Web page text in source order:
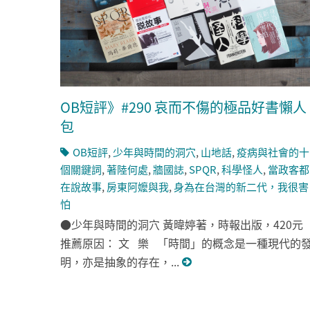
OB短評》#290 哀而不傷的極品好書懶人
包
OB短評, 少年與時間的洞穴, 山地話,疫病與社會的十
個關鍵詞,著陸何處,牆國誌, SPQR,科學怪人, 當政客都
在說故事, 房東阿嬤與我,身為在台灣的新二代，我很害
怕
●少年與時間的洞穴 黃暐婷著，時報出版，420元
推薦原因： 文 樂 「時間」的概念是一種現代的
明，亦是抽象的存在，...